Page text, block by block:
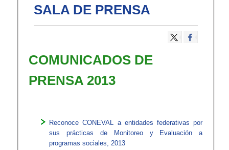
SALA DE PRENSA
COMUNICADOS DE
PRENSA 2013
​Reconoce CONEVAL a e​ntidades federativas por
sus prácticas de Monitoreo y Evaluación a
programas sociales, 2013